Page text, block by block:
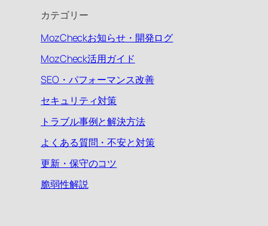
カテゴリー
MozCheckお知らせ・開発ログ
MozCheck活用ガイド
SEO・パフォーマンス改善
セキュリティ対策
トラブル事例と解決方法
よくある質問・不安と対策
更新・保守のコツ
脆弱性解説